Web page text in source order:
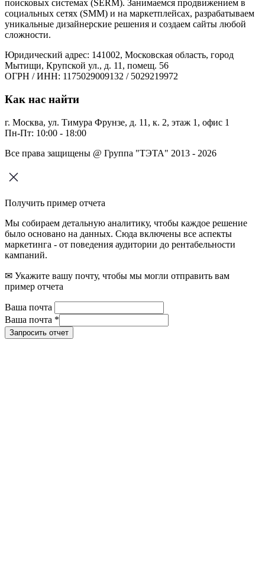
поисковых системах (SERM). Занимаемся продвижением в
социальных сетях (SMM) и на маркетплейсах, разрабатываем
уникальные дизайнерские решения и создаем сайты любой
сложности.
Юридический адрес: 141002, Московская область, город
Мытищи, Крупской ул., д. 11, помещ. 56
ОГРН / ИНН: 1175029009132 / 5029219972
Как нас найти
г. Москва, ул. Тимура Фрунзе, д. 11, к. 2, этаж 1, офис 1
Пн-Пт: 10:00 - 18:00
Все права защищены @ Группа "ТЭТА" 2013 - 2026
Получить пример отчета
Мы собираем детальную аналитику, чтобы каждое решение
было основано на данных. Сюда включены все аспекты
маркетинга - от поведения аудитории до рентабельности
кампаний.
✉ Укажите вашу почту, чтобы мы могли отправить вам
пример отчета
Ваша почта
Ваша почта *
Запросить отчет